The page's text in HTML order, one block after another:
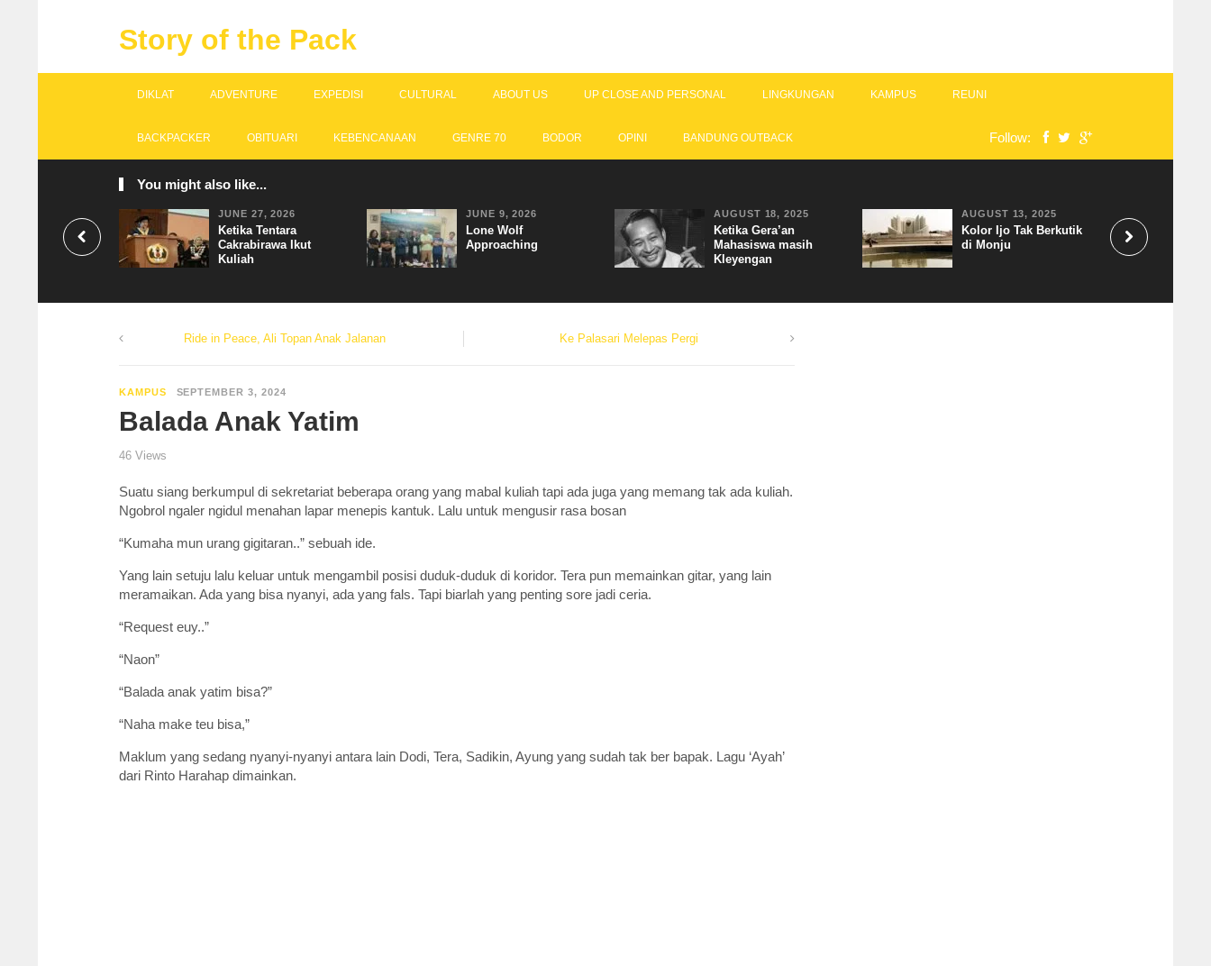
Story of the Pack
DIKLAT ADVENTURE EXPEDISI CULTURAL ABOUT US UP CLOSE AND PERSONAL LINGKUNGAN KAMPUS REUNI
BACKPACKER OBITUARI KEBENCANAAN GENRE 70 BODOR OPINI BANDUNG OUTBACK Follow:
You might also like...
JUNE 27, 2026
Ketika Tentara
Cakrabirawa Ikut
Kuliah
JUNE 9, 2026
Lone Wolf
Approaching
AUGUST 18, 2025
Ketika Gera’an
Mahasiswa masih
Kleyengan
AUGUST 13, 2025
Kolor Ijo Tak Berkutik
di Monju
Ride in Peace, Ali Topan Anak Jalanan Ke Palasari Melepas Pergi
KAMPUS SEPTEMBER 3, 2024
Balada Anak Yatim
46 Views
Suatu siang berkumpul di sekretariat beberapa orang yang mabal kuliah tapi ada juga yang memang tak ada kuliah.
Ngobrol ngaler ngidul menahan lapar menepis kantuk. Lalu untuk mengusir rasa bosan
“Kumaha mun urang gigitaran..” sebuah ide.
Yang lain setuju lalu keluar untuk mengambil posisi duduk-duduk di koridor. Tera pun memainkan gitar, yang lain
meramaikan. Ada yang bisa nyanyi, ada yang fals. Tapi biarlah yang penting sore jadi ceria.
“Request euy..”
“Naon”
“Balada anak yatim bisa?”
“Naha make teu bisa,”
Maklum yang sedang nyanyi-nyanyi antara lain Dodi, Tera, Sadikin, Ayung yang sudah tak ber bapak. Lagu ‘Ayah’
dari Rinto Harahap dimainkan.